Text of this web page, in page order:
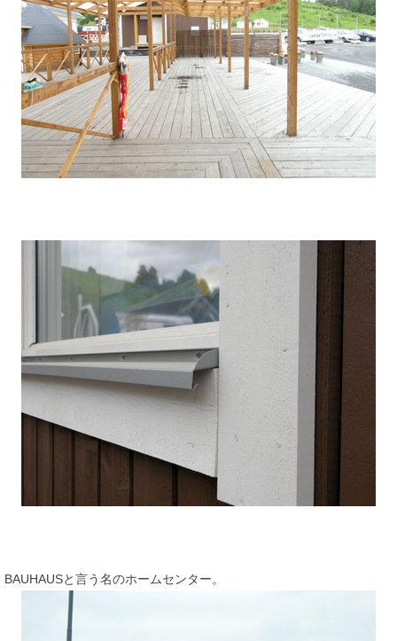
BAUHAUSと言う名のホームセンター。